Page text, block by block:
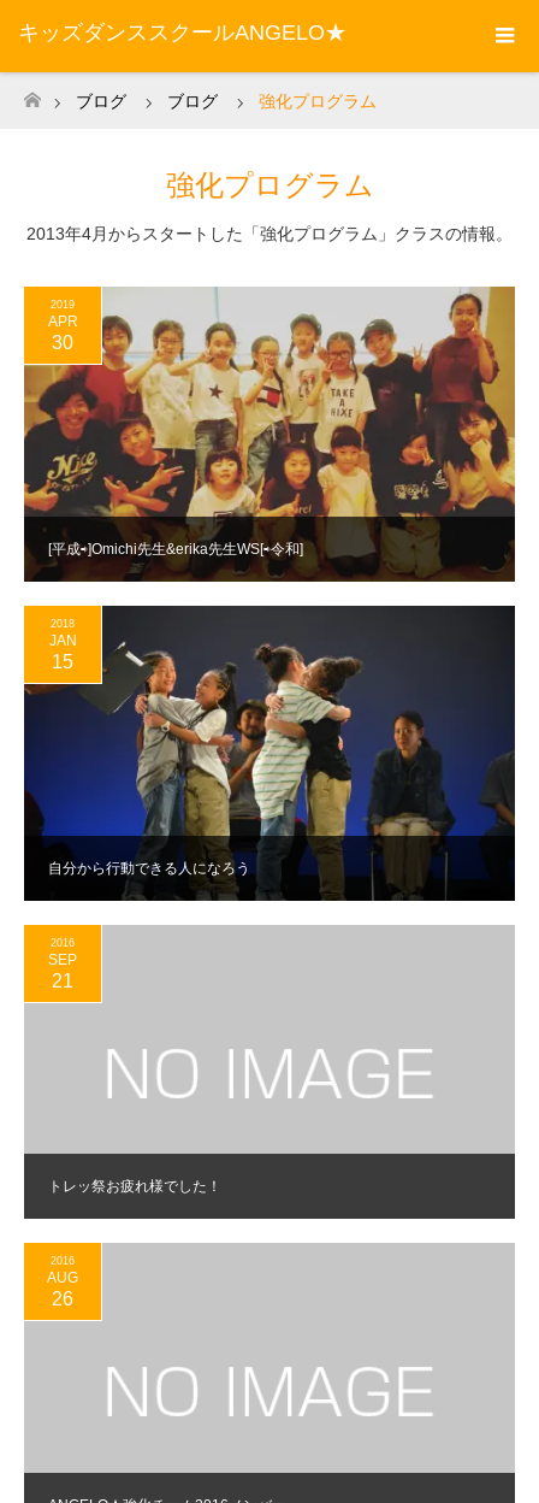
キッズダンススクールANGELO★
ホーム
ブログ ブログ 強化プログラム
強化プログラム
2013年4月からスタートした「強化プログラム」クラスの情報。
[平成⇨]Omichi先生&erika先生WS[⇨令和]
2019
APR
30
自分から行動できる人になろう
2018
JAN
15
トレッ祭お疲れ様でした！
2016
SEP
21
2016
AUG
26